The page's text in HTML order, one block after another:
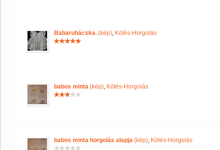
Babaruhácska. (kép), Kötés-Horgolás
babos minta (kép), Kötés-Horgolás
babos minta horgolás alapja (kép), Kötés-Horgolás